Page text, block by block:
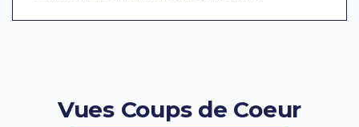
Vues Coups de Coeur